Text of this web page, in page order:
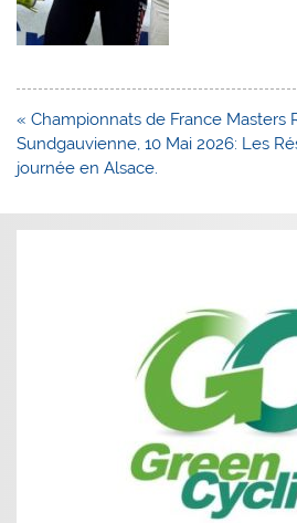
Navigation
de
l’article
« Championnats de France Masters
Sundgauvienne, 10 Mai 2026: Les
journée en Alsace.